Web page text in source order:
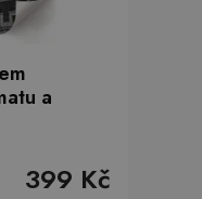
a
399 Kč